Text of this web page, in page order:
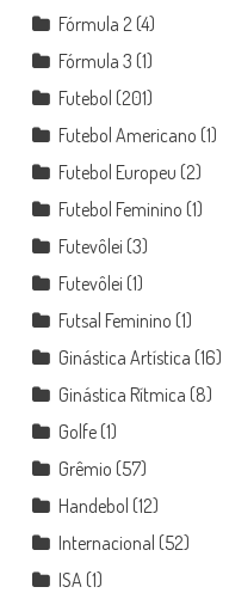
Fórmula 2(4)
Fórmula 3 (1)
Futebol (201)
Futebol Americano (1)
Futebol Europeu (2)
Futebol Feminino (1)
Futevôlei (3)
Futevôlei (1)
Futsal Feminino (1)
Ginástica Artística (16)
Ginástica Rítmica (8)
Golfe(1)
Grêmio (57)
Handebol (12)
Internacional (52)
ISA(1)